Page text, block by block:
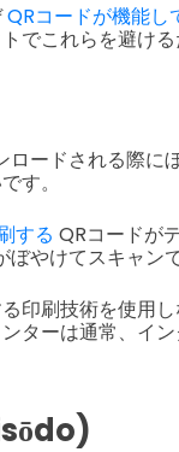
QRコードが機能し
でこれらを避ける
ロードされる際
す。
する QRコードが
やけてスキャン
印刷技術を使用し
ターは通常、イ